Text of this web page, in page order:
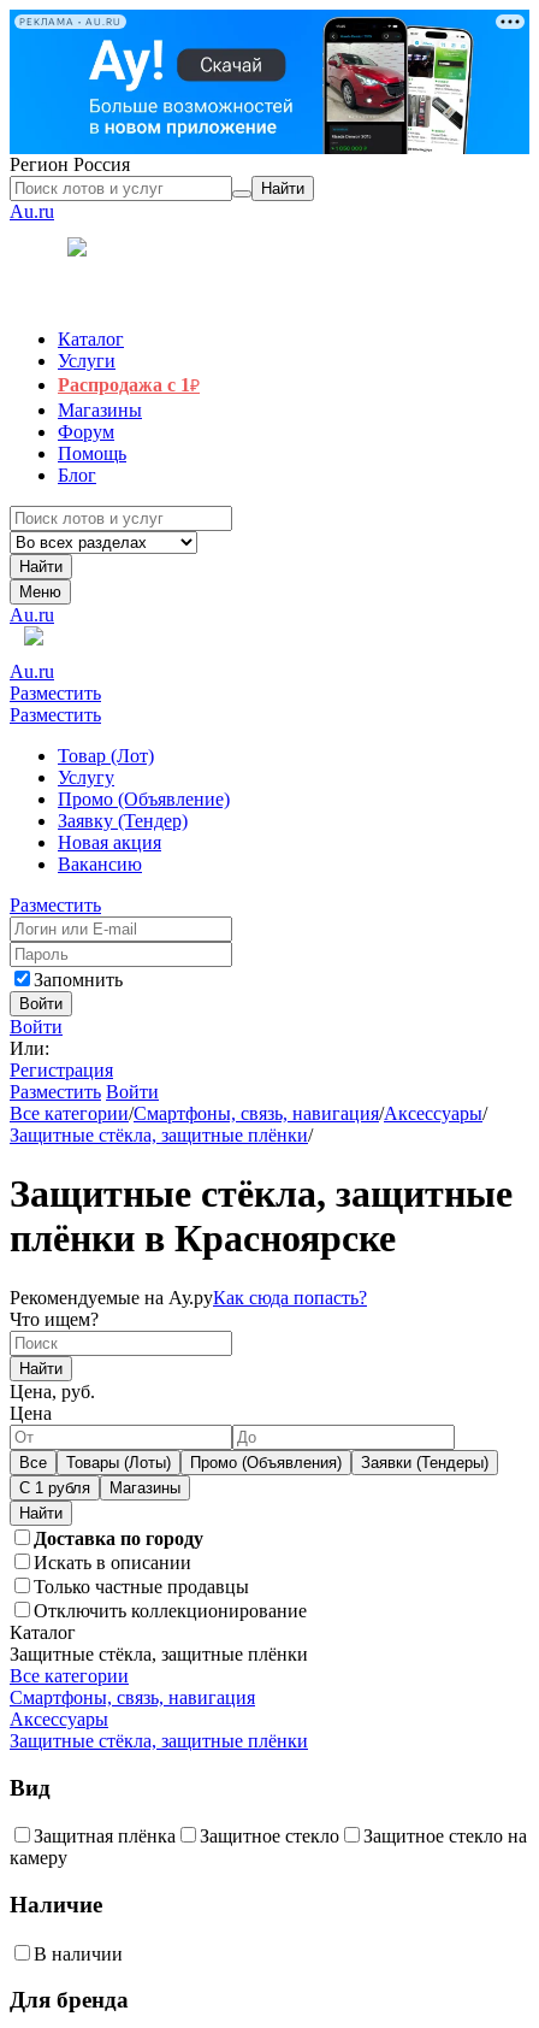
РЕКЛАМА • AU.RU
Регион Россия
Найти
Au.ru
Каталог
Услуги
Распродажа с 1₽
Магазины
Форум
Помощь
Блог
Найти
Меню
Au.ru
Au.ru
Разместить
Разместить
Товар (Лот)
Услугу
Промо (Объявление)
Заявку (Тендер)
Новая акция
Вакансию
Разместить
Запомнить
Войти
Войти
Или:
Регистрация
Разместить Войти
Все категории/Смартфоны, связь, навигация/Аксессуары/
Защитные стёкла, защитные плёнки/
Защитные стёкла, защитные
плёнки в Красноярске
Рекомендуемые на Ау.руКак сюда попасть?
Что ищем?
Найти
Цена, руб.
Цена
Все Товары (Лоты) Промо (Объявления)
Заявки (Тендеры)
С 1 рубля
Магазины
Доставка по городу
Искать в описании
Только частные продавцы
Отключить коллекционирование
Каталог
Защитные стёкла, защитные плёнки
Все категории
Смартфоны, связь, навигация
Аксессуары
Защитные стёкла, защитные плёнки
Вид
Защитная плёнка Защитное стекло
Защитное стекло на
камеру
Наличие
В наличии
Для бренда